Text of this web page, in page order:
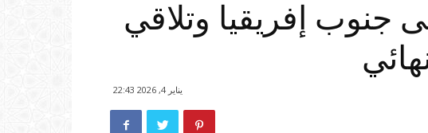
جنوب إفريقيا وتلاقي
يناير 4, 2026 22:43